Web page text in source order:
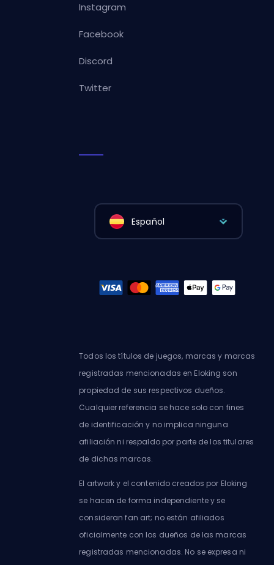
Instagram
Facebook
Discord
Twitter
Español
Todos los títulos de juegos, marcas y marcas
registradas mencionadas en Eloking son
propiedad de sus respectivos dueños.
Cualquier referencia se hace solo con fines
de identificación y no implica ninguna
afiliación ni respaldo por parte de los titulares
de dichas marcas.
El artwork y el contenido creados por Eloking
se hacen de forma independiente y se
consideran fan art; no están afiliados
oficialmente con los dueños de las marcas
registradas mencionadas. No se expresa ni